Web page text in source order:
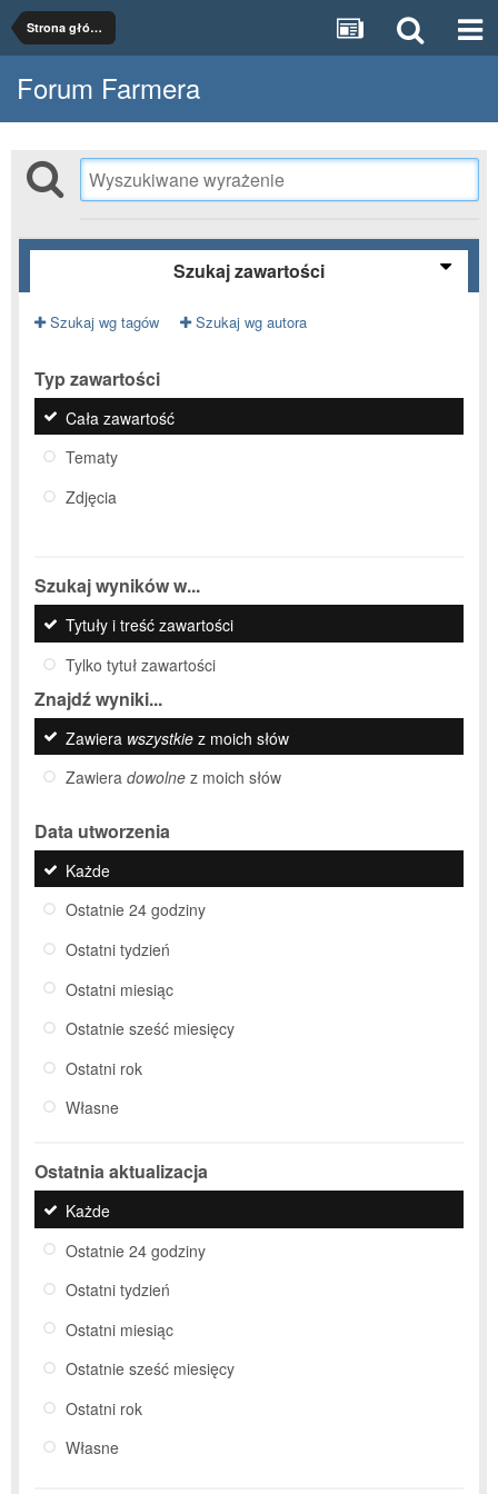
Strona główna
Forum Farmera
Szukaj zawartości
Szukaj wg tagów Szukaj wg autora
Typ zawartości
Cała zawartość
Tematy
Zdjęcia
Szukaj wyników w...
Tytuły i treść zawartości
Tylko tytuł zawartości
Znajdź wyniki...
Zawiera wszystkie z moich słów
Zawiera dowolne z moich słów
Data utworzenia
Każde
Ostatnie 24 godziny
Ostatni tydzień
Ostatni miesiąc
Ostatnie sześć miesięcy
Ostatni rok
Własne
Ostatnia aktualizacja
Każde
Ostatnie 24 godziny
Ostatni tydzień
Ostatni miesiąc
Ostatnie sześć miesięcy
Ostatni rok
Własne